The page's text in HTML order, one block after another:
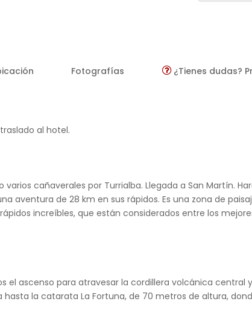
Fotografías ¿Tienes dudas?
al hotel.
cañaverales por Turrialba. Llegada a San Martín.
aventura de 28 km en sus rápidos. Es una zona de
increíbles, que están considerados entre los
ascenso para atravesar la cordillera volcánica central
hasta la catarata La Fortuna, de 70 metros de altura,